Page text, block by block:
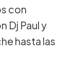
con
Dj Paul y
hasta las